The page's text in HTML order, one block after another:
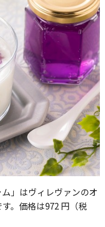
ム」はヴィレヴァンのオ
。価格は972 円（税